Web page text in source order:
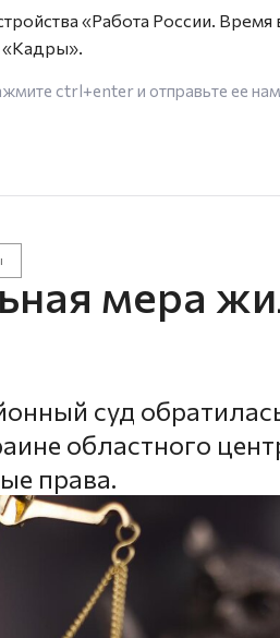
«Работа России.
«Кадры».
ctrl+enterи отправьте ее
мера
суд
областного
права.